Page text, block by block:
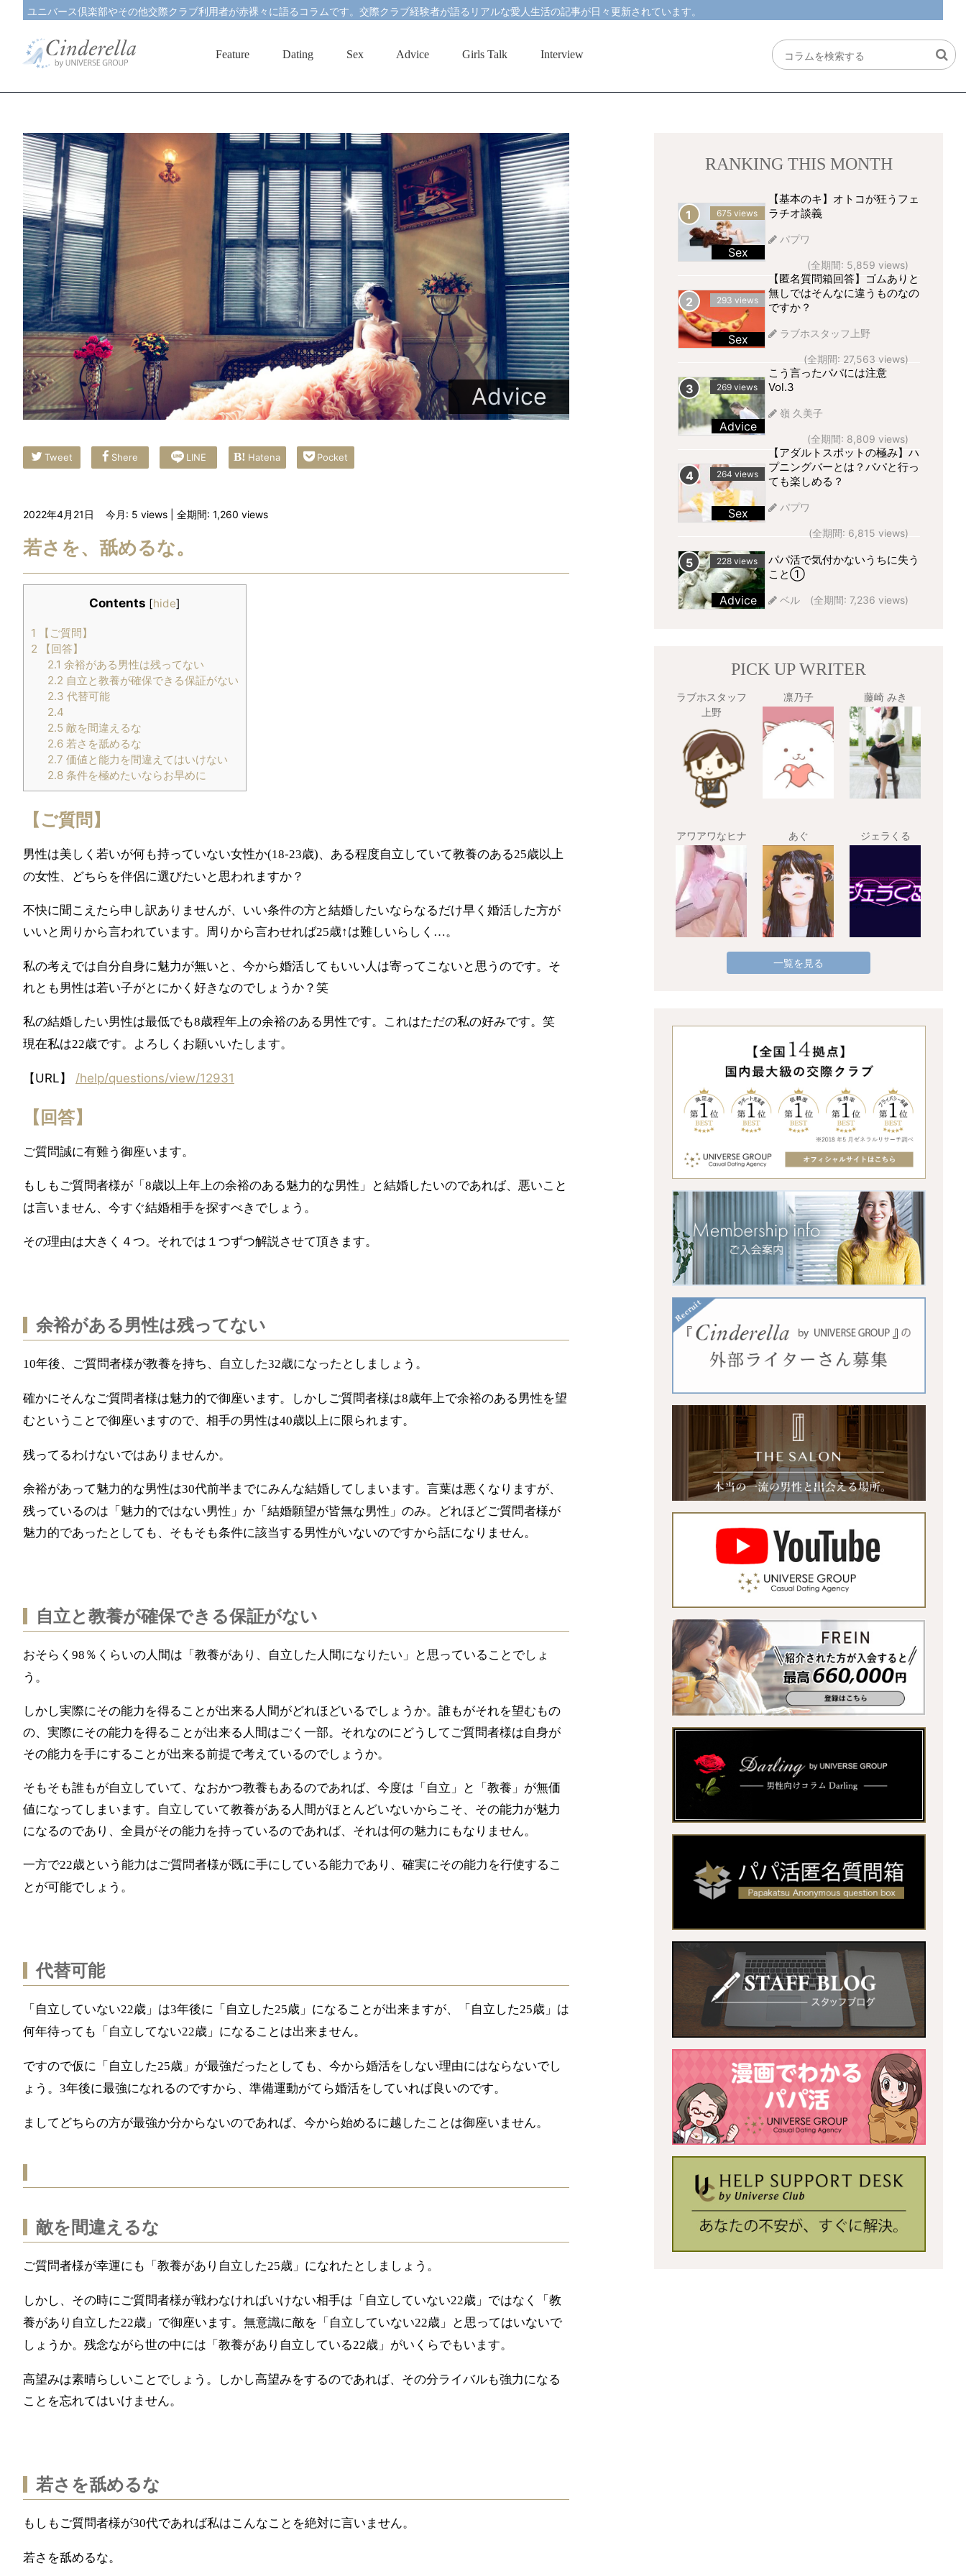
ユニバース倶楽部やその他交際クラブ利用者が赤裸々に語るコラムです。交際クラブ経験者が語るリアルな愛人生活の記事が日々更新されています。
Feature Dating Sex Advice Girls Talk Interview
Advice
Tweet Shere LINE Hatena Pocket
2022年4月21日 今月: 5 views | 全期間: 1,260 views
若さを、舐めるな。
Contents [hide]
1
【ご質問】
2 【回答】
2.1 余裕がある男性は残ってない
2.2 自立と教養が確保できる保証がない
2.3 代替可能
2.4
2.5 敵を間違えるな
2.6若さを舐めるな
2.7 価値と能力を間違えてはいけない
2.8条件を極めたいならお早めに
【ご質問】
男性は美しく若いが何も持っていない女性か(18-23歳)、ある程度自立していて教養のある25歳以上
の女性、どちらを伴侶に選びたいと思われますか？
不快に聞こえたら申し訳ありませんが、いい条件の方と結婚したいならなるだけ早く婚活した方が
いいと周りから言われています。周りから言わせれば25歳↑は難しいらしく …。
私の考えでは自分自身に魅力が無いと、今から婚活してもいい人は寄ってこないと思うのです。そ
れとも男性は若い子がとにかく好きなのでしょうか？笑
私の結婚したい男性は最低でも8歳程年上の余裕のある男性です。これはただの私の好みです。笑
現在私は22歳です。よろしくお願いいたします。
【URL】 /help/questions/view/12931
【回答】
ご質問誠に有難う御座います。
もしもご質問者様が「 8歳以上年上の余裕のある魅力的な男性」と結婚したいのであれば、悪いこと
は言いません、今すぐ結婚相手を探すべきでしょう。
その理由は大きく４つ。それでは１つずつ解説させて頂きます。
余裕がある男性は残ってない
10年後、ご質問者様が教養を持ち、自立した32歳になったとしましょう。
確かにそんなご質問者様は魅力的で御座います。しかしご質問者様は8歳年上で余裕のある男性を望
むということで御座いますので、相手の男性は40歳以上に限られます。
残ってるわけないではありませんか。
余裕があって魅力的な男性は30代前半までにみんな結婚してしまいます。言葉は悪くなりますが、
残っているのは「魅力的ではない男性」か「結婚願望が皆無な男性」のみ。どれほどご質問者様が
魅力的であったとしても、そもそも条件に該当する男性がいないのですから話になりません。
自立と教養が確保できる保証がない
おそらく 98 ％くらいの人間は「教養があり、自立した人間になりたい」と思っていることでしょ
う。
しかし実際にその能力を得ることが出来る人間がどれほどいるでしょうか。誰もがそれを望むもの
の、実際にその能力を得ることが出来る人間はごく一部。それなのにどうしてご質問者様は自身が
その能力を手にすることが出来る前提で考えているのでしょうか。
そもそも誰もが自立していて、なおかつ教養もあるのであれば、今度は「自立」と「教養」が無価
値になってしまいます。自立していて教養がある人間がほとんどいないからこそ、その能力が魅力
になるのであり、全員がその能力を持っているのであれば、それは何の魅力にもなりません。
一方で22歳という能力はご質問者様が既に手にしている能力であり、確実にその能力を行使するこ
とが可能でしょう。
代替可能
「自立していない22歳」は3年後に「自立した25歳」になることが出来ますが、「自立した25歳」は
何年待っても「自立してない22歳」になることは出来ません。
ですので仮に「自立した25歳」が最強だったとしても、今から婚活をしない理由にはならないでし
ょう。 3年後に最強になれるのですから、準備運動がてら婚活をしていれば良いのです。
ましてどちらの方が最強か分からないのであれば、今から始めるに越したことは御座いません。
敵を間違えるな
ご質問者様が幸運にも「教養があり自立した25歳」になれたとしましょう。
しかし、その時にご質問者様が戦わなければいけない相手は「自立していない22歳」ではなく「教
養があり自立した22歳」で御座います。無意識に敵を「自立していない22歳」と思ってはいないで
しょうか。残念ながら世の中には「教養があり自立している22歳」がいくらでもいます。
高望みは素晴らしいことでしょう。しかし高望みをするのであれば、その分ライバルも強力になる
ことを忘れてはいけません。
若さを舐めるな
もしもご質問者様が30代であれば私はこんなことを絶対に言いません。
若さを舐めるな。
RANKING THIS MONTH
675 views
Sex
【基本のキ】オトコが狂うフェ
ラチオ談義
パプワ
(全期間: 5,859 views)
293 views
Sex
【匿名質問箱回答】ゴムありと
無しではそんなに違うものなの
ですか？
ラブホスタッフ上野
(全期間: 27,563 views)
269 views
Advice
こう言ったパパには注意
Vol.3
嶺 久美子
(全期間: 8,809 views)
264 views
Sex
【アダルトスポットの極み】ハ
プニングバーとは？パパと行っ
ても楽しめる？
パプワ
(全期間: 6,815 views)
228 views
Advice
パパ活で気付かないうちに失う
こと①
ベル (全期間: 7,236 views)
PICK UP WRITER
ラブホスタッフ
上野
凛乃子 藤崎 みき
アワアワなヒナ あぐ ジェラくる
一覧を見る